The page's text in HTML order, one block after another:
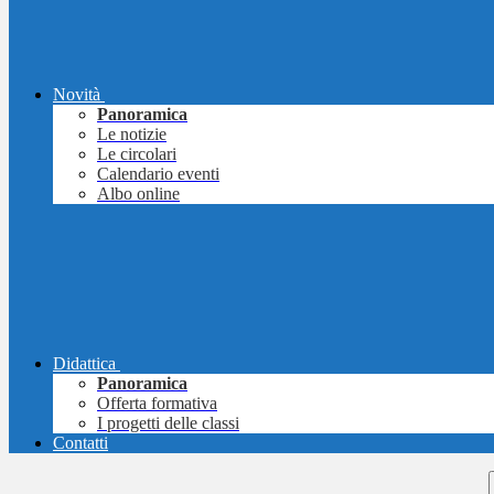
Novità
Panoramica
Le notizie
Le circolari
Calendario eventi
Albo online
Didattica
Panoramica
Offerta formativa
I progetti delle classi
Contatti